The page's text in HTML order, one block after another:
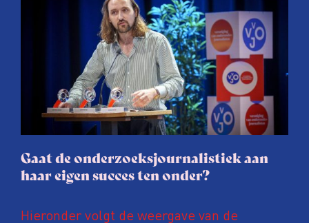
juridische dreiging of een juridische
procedure rond het eigen werk. Dat kost
journalisten tijd, ook ervaren zij stress en
soms worden publicaties aangepast of
gaat de hele publicatie zelfs niet door.
Gaat de onderzoeksjournalistiek aan
haar eigen succes ten onder?
Hieronder volgt de weergave van de